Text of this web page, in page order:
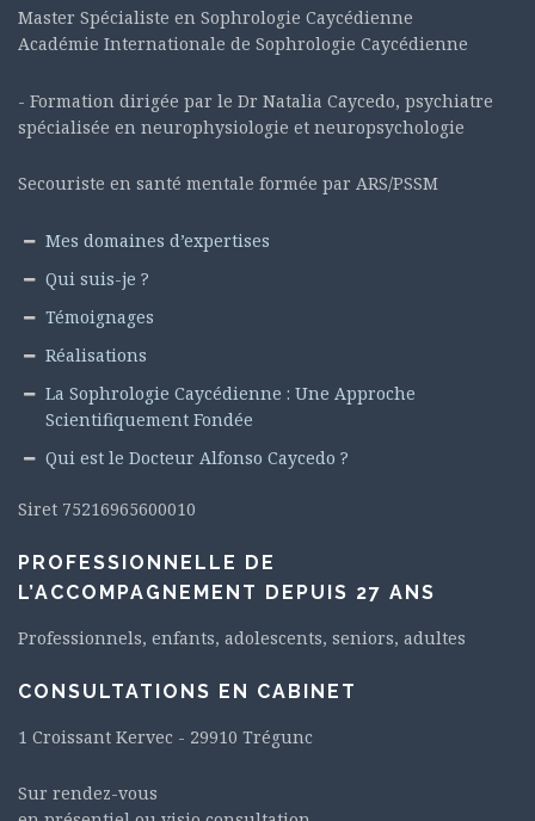
Master Spécialiste en Sophrologie Caycédienne
Académie Internationale de Sophrologie Caycédienne
- Formation dirigée par le Dr Natalia Caycedo, psychiatre
spécialisée en neurophysiologie et neuropsychologie
Secouriste en santé mentale formée par ARS/PSSM
Mes domaines d’expertises
Qui suis-je ?
Témoignages
Réalisations
La Sophrologie Caycédienne : Une Approche
Scientifiquement Fondée
Qui est le Docteur Alfonso Caycedo ?
Siret 75216965600010
PROFESSIONNELLE DE
L’ACCOMPAGNEMENT DEPUIS 27 ANS
Professionnels, enfants, adolescents, seniors, adultes
CONSULTATIONS EN CABINET
1 Croissant Kervec - 29910 Trégunc
Sur rendez-vous